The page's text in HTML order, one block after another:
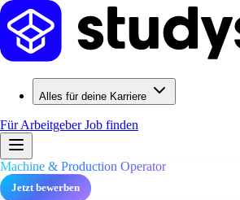
Alles für deine Karriere
Für ArbeitgeberJob finden
Machine & Production Operator
Jetzt bewerben